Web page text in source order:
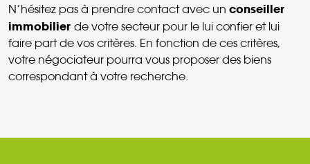
N’hésitez pas à prendre contact avec un conseiller
immobilier de votre secteur pour le lui confier et lui
faire part de vos critères. En fonction de ces critères,
votre négociateur pourra vous proposer des biens
correspondant à votre recherche.